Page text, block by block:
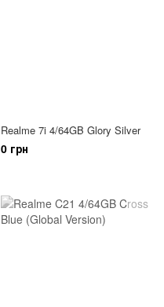
Realme 7i 4/64GB Glory Silver
0 грн